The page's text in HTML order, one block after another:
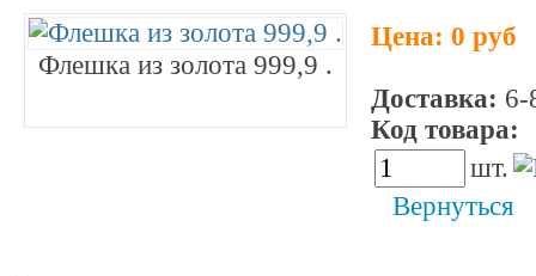
Флешка из золота 999,9 .
Цена: 0 руб
Доставка: 6-
Код товара:
шт.
Вернуться